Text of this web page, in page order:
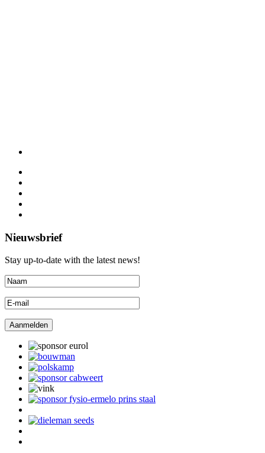
Nieuwsbrief
Stay up-to-date with the latest news!